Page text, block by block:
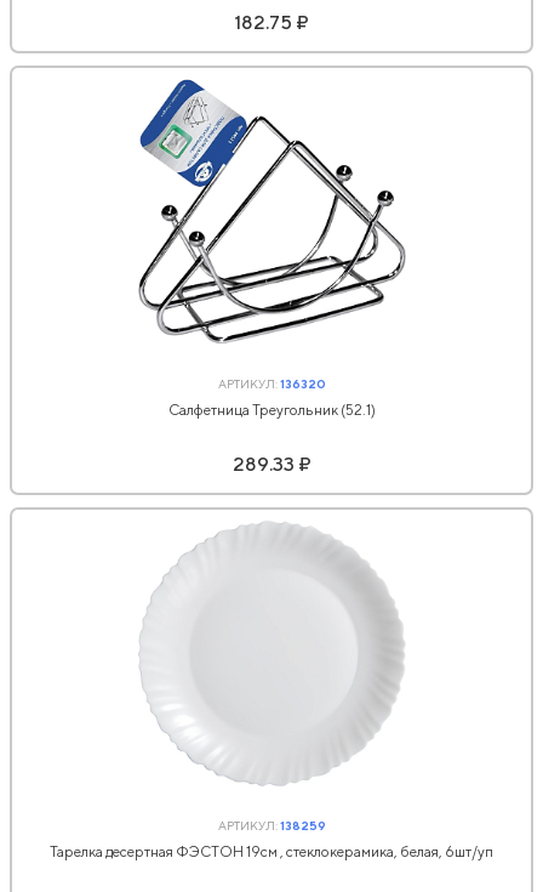
182.75 ₽
АРТИКУЛ:136320
Салфетница Треугольник (52.1)
289.33 ₽
АРТИКУЛ:138259
Тарелка десертная ФЭСТОН 19см , стеклокерамика, белая, 6шт/уп